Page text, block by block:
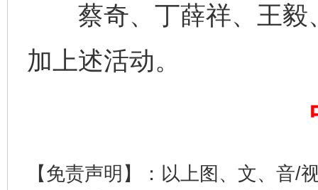
蔡奇、丁薛祥、王毅
加上述活动。
【免责声明】：以上图、文、音/
揭开“小金库”的免责幌子